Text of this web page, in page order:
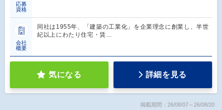
応募
資格
会社
概要
同社は1955年、「建築の工業化」を企業理念に創業し、半世
紀以上にわたり住宅・賃…
気になる 詳細を見る
掲載期間：26/08/07～26/08/20